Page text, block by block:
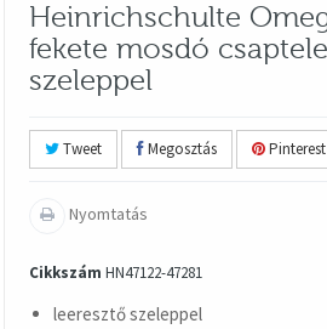
Heinrichschulte
fekete mosdó
szeleppel
Tweet Megosztás Pinterest
Nyomtatás
Cikkszám HN47122-47281
leeresztő szeleppel